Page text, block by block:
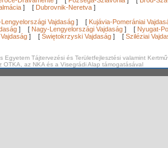
] [ Dubrovnik-Neretva ]
Lengyelországi Vajdaság ] [ Kujávia-Pomerániai
] [ Nagy-Lengyelországi Vajdaság ] [ Nyugat-
] [ Świętokrzyski Vajdaság ] [ Sziléziai
Egyetem Tájtervezési és Területfejlesztési valamint
OTKA, az NKA és a Visegrádi Alap támogatásával